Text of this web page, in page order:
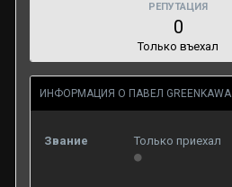
РЕПУТАЦИЯ
0
Только въехал
ИНФОРМАЦИЯ О ПАВЕЛ GREENKAWA
Звание Только приехал